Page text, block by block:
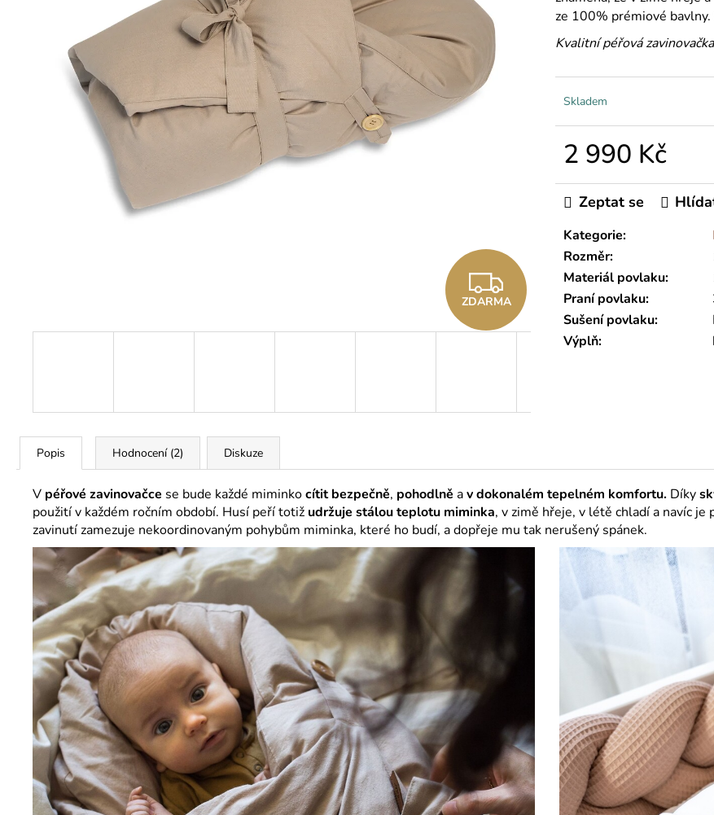
ze 100% prémiové bavlny.
Kvalitní péřová
Skladem
2 990 Kč
Kategorie:
Rozměr:
Materiál povlaku:
Praní povlaku:
Sušení povlaku:
Výplň:
Zeptat se
Z
D
M
ZDARMA
Popis Hodnocení (2) Diskuze
V péřové zavinovačce se bude každé miminkocítit bezpečně, pohodlně av dokonalém tepelném komfortu. Díky
použití v každém ročním období. Husí peří totiž udržuje stálou teplotu miminka, v zimě hřeje, v létě chladí a navíc je
zavinutí zamezuje nekoordinovaným pohybům miminka, které ho budí, a dopřeje mu tak nerušený spánek.